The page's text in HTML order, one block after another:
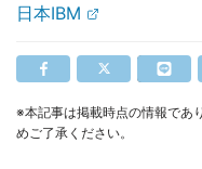
日本IBM
※本記事は掲載時点の情報であ
めご了承ください。